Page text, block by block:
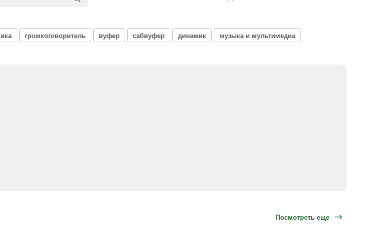
громкоговоритель вуфер сабвуфер динамик музыка и мультимедиа
Посмотреть еще